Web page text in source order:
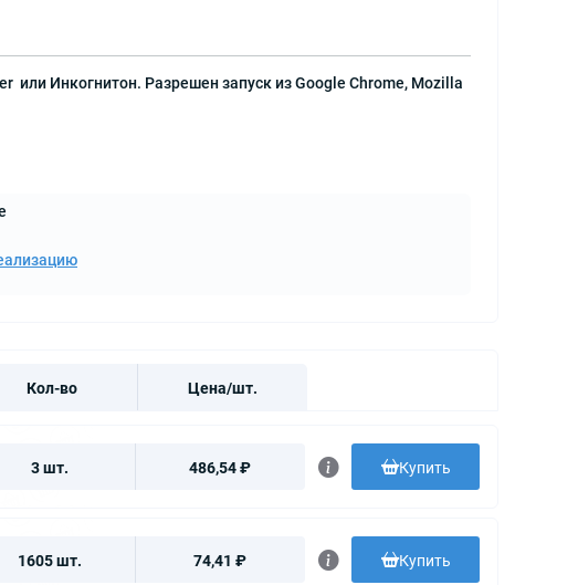
или Инкогнитон. Разрешен запуск из Google Chrome, Mozilla
Кол-во Цена/шт.
3 шт. 486,54 ₽ Купить
1605 шт. 74,41 ₽ Купить